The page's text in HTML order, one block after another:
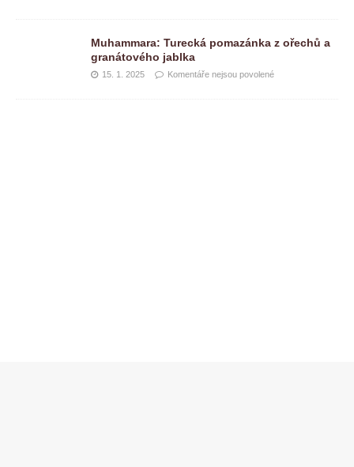
Muhammara: Turecká pomazánka z ořechů a
granátového jablka
15. 1. 2025 Komentáře nejsou povolené